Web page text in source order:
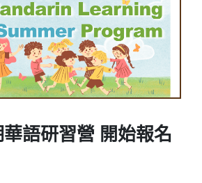
語研習營 開始報名